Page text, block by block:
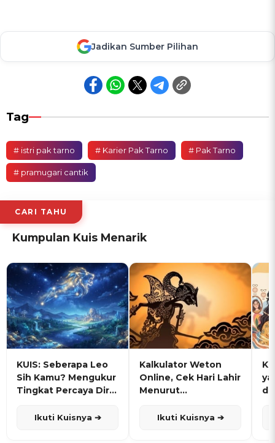
Jadikan Sumber Pilihan
Tag
# istri pak tarno # Karier Pak Tarno # Pak Tarno
# pramugari cantik
CARI TAHU
Kumpulan Kuis Menarik
KUIS: Seberapa Leo
Sih Kamu? Mengukur
Tingkat Percaya Diri
Ikuti Kuisnya ➔
Kalkulator Weton
Online, Cek Hari Lahir
Menurut
Ikuti Kuisnya ➔